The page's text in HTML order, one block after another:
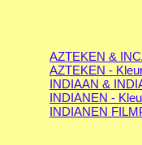
AZTEKEN &
AZTEKEN -
INDIAAN &
INDIANEN -
INDIANEN